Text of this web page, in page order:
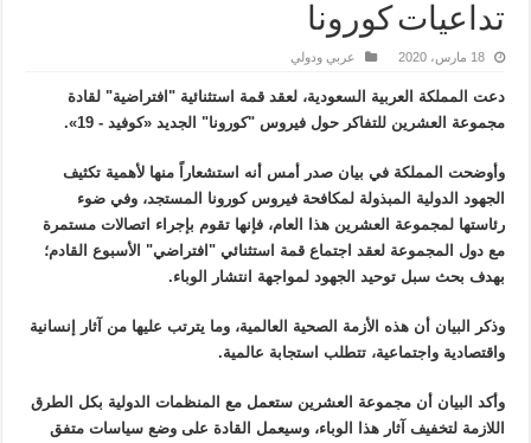
تداعيات كورونا
18 مارس، 2020 عربي ودولي
دعت المملكة العربية السعودية، لعقد قمة استثنائية "افتراضية" لقادة
مجموعة العشرين للتفاكر حول فيروس "كورونا" الجديد «كوفيد - 19».
وأوضحت المملكة في بيان صدر أمس أنه استشعاراً منها لأهمية تكثيف
الجهود الدولية المبذولة لمكافحة فيروس كورونا المستجد، وفي ضوء
رئاستها لمجموعة العشرين هذا العام، فإنها تقوم بإجراء اتصالات مستمرة
مع دول المجموعة لعقد اجتماع قمة استثنائي "افتراضي" الأسبوع القادم؛
بهدف بحث سبل توحيد الجهود لمواجهة انتشار الوباء.
وذكر البيان أن هذه الأزمة الصحية العالمية، وما يترتب عليها من آثار إنسانية
واقتصادية واجتماعية، تتطلب استجابة عالمية.
وأكد البيان أن مجموعة العشرين ستعمل مع المنظمات الدولية بكل الطرق
اللازمة لتخفيف آثار هذا الوباء، وسيعمل القادة على وضع سياسات متفق